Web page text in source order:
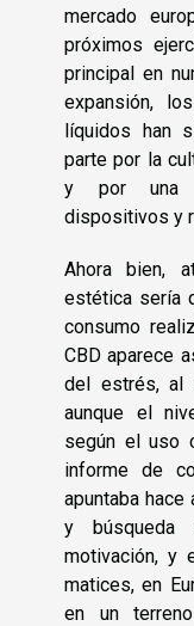
mercado
próximos
principal en
expansión,
líquidos han
parte por la
y por una
dispositivos y
Ahora bien,
estética sería
consumo
CBD aparece
del estrés, al
aunque el
según el uso
informe de
apuntaba
y búsqueda
motivación, y
matices, en
en un